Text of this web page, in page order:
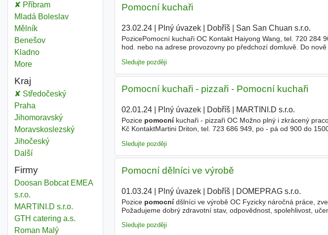
Pomocní
PříbramOkres
Pomocní
Mladá BoleslavOkres
Pomocní
MělníkOkres
Pomocní
BenešovOkres
Pomocní
KladnoOkres
Moredistricts
Kraj
Pomocní
StředočeskýKraj
Pomocní
Praha
Pomocní
JihomoravskýKraj
Pomocní
MoravskoslezskýKraj
Pomocní
JihočeskýKraj
Dalšíkraj
Firmy
Doosan Bobcat EMEA
s.r.o.
MARTINI.D s.r.o.
GTH catering a.s.
Roman Malý
Pomocní kuchaři
23.02.24| Plný úvazek| Dobříš| San San Chuan s.r.o.
PozicePomocní kuchaři OC Kontakt Haiyong Wang, tel. 720 284
hod. nebo na adrese provozovny po předchozí domluvě. Do
Sledujte později
Pomocní kuchaři - pizzaři - Pomocní kuchaři
02.01.24| Plný úvazek| Dobříš| MARTINI.D s.r.o.
Pozice pomocníkuchaři - pizzaři OC Možno plný i zkrácený
Kč KontaktMartini Driton, tel. 723 686 949, po - pá od 900 do
Sledujte později
Pomocní dělníci ve výrobě
01.03.24| Plný úvazek| Dobříš| DOMEPRAG s.r.o.
Pozice pomocnídšlníci ve výrobě OC Fyzicky náročná práce,
Požadujeme dobrý zdravotní stav, odpovědnost, spolehlivost,
Sledujte později